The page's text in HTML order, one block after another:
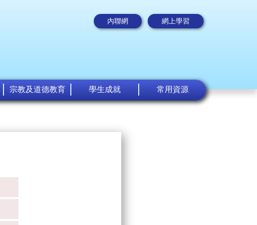
內聯網 網上學習
宗教及道德教育 學生成就 常用資源